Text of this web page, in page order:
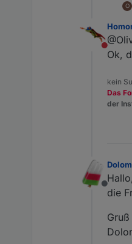
O
Nicht
Ok,
kein
Das
der
Hallo,
die
Gruß